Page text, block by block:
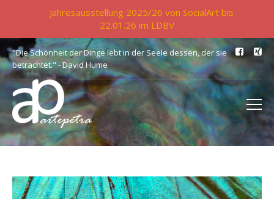
"Die Schönheit der Dinge lebt in der Seele dessen, der sie
betrachtet." - David Hume
Jahresausstellung 2025/26 von SocialArt bis
22.01.26 im LDBV